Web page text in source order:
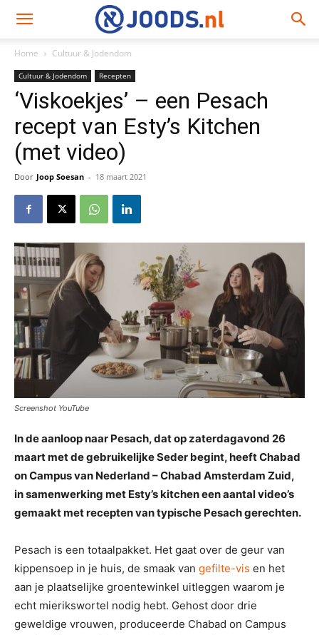
Home Cultuur & Jodendom
Cultuur & Jodendom Recepten
‘Viskoekjes’ – een Pesach
recept van Esty’s Kitchen
(met video)
Door Joop Soesan - 18 maart 2021
Screenshot YouTube
In de aanloop naar Pesach, dat op zaterdagavond 26
maart met de gebruikelijke Seder begint, heeft Chabad
on Campus van Nederland – Chabad Amsterdam Zuid,
in samenwerking met Esty’s kitchen een aantal video’s
gemaakt met recepten van typische Pesach gerechten.
Pesach is een totaalpakket. Het gaat over de geur van
kippensoep in je huis, de smaak van gefilte-vis en het
aan je plaatselijke groentewinkel uitleggen waarom je
echt mierikswortel nodig hebt. Gehost door drie
geweldige vrouwen, produceerde Chabad on Campus